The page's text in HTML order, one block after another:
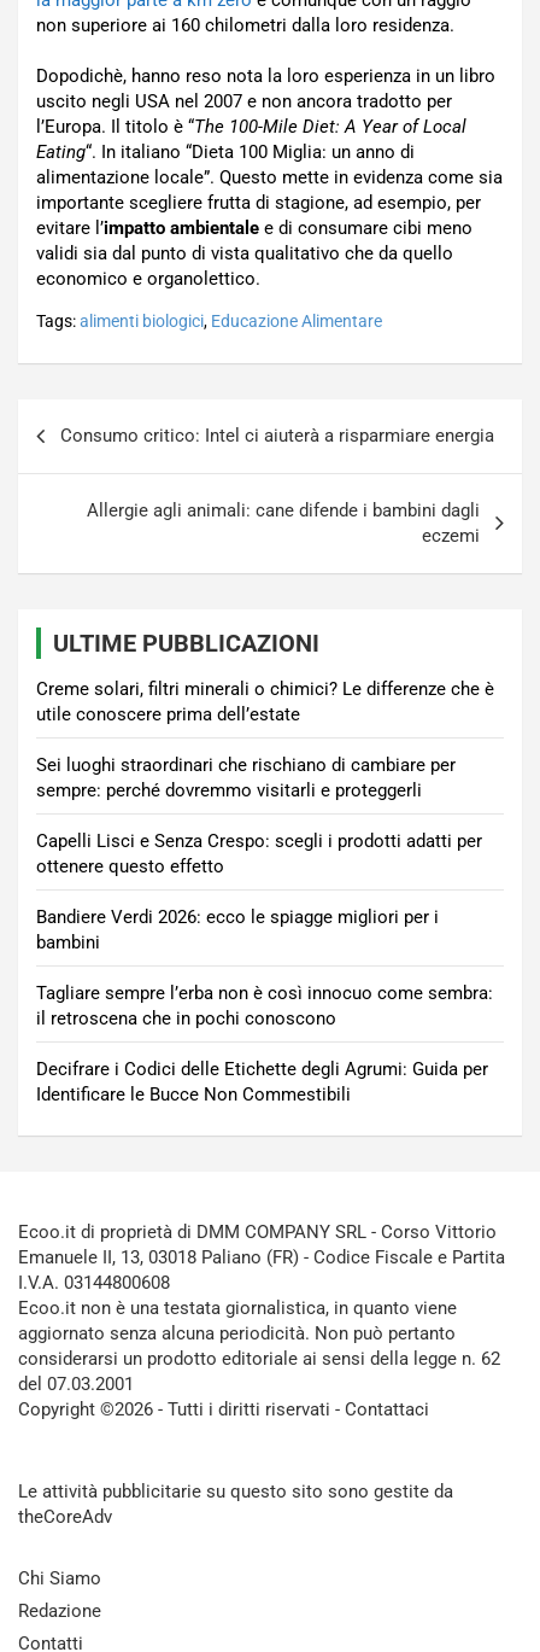
non superiore ai 160 chilometri dalla loro residenza.
Dopodichè, hanno reso nota la loro esperienza in un libro
uscito negli USA nel 2007 e non ancora tradotto per
l’Europa. Il titolo è “The 100-Mile Diet: A Year of Local
Eating“. In italiano “Dieta 100 Miglia: un anno di
alimentazione locale”. Questo mette in evidenza come sia
importante scegliere frutta di stagione, ad esempio, per
evitare l’impatto ambientale e di consumare cibi meno
validi sia dal punto di vista qualitativo che da quello
economico e organolettico.
Tags:alimenti biologici, Educazione Alimentare
Consumo critico: Intel ci aiuterà a risparmiare energia
Allergie agli animali: cane difende i bambini dagli
eczemi
ULTIME PUBBLICAZIONI
Creme solari, filtri minerali o chimici? Le differenze che è
utile conoscere prima dell’estate
Sei luoghi straordinari che rischiano di cambiare per
sempre: perché dovremmo visitarli e proteggerli
Capelli Lisci e Senza Crespo: scegli i prodotti adatti per
ottenere questo effetto
Bandiere Verdi 2026: ecco le spiagge migliori per i
bambini
Tagliare sempre l’erba non è così innocuo come sembra:
il retroscena che in pochi conoscono
Decifrare i Codici delle Etichette degli Agrumi: Guida per
Identificare le Bucce Non Commestibili
Ecoo.it di proprietà di DMM COMPANY SRL - Corso Vittorio
Emanuele II, 13, 03018 Paliano (FR) - Codice Fiscale e Partita
I.V.A. 03144800608
Ecoo.it non è una testata giornalistica, in quanto viene
aggiornato senza alcuna periodicità. Non può pertanto
considerarsi un prodotto editoriale ai sensi della legge n. 62
del 07.03.2001
Copyright ©2026 - Tutti i diritti riservati - Contattaci
Le attività pubblicitarie su questo sito sono gestite da
theCoreAdv
Chi Siamo
Redazione
Contatti